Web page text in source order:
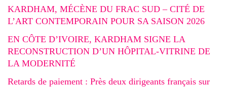
KARDHAM, MÉCÈNE DU FRAC SUD – CITÉ DE
L’ART CONTEMPORAIN POUR SA SAISON 2026
EN CÔTE D’IVOIRE, KARDHAM SIGNE LA
RECONSTRUCTION D’UN HÔPITAL-VITRINE DE
LA MODERNITÉ
Retards de paiement : Près deux dirigeants français sur